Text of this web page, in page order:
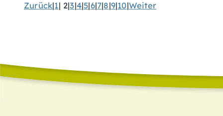
Zurück|1| 2|3|4|5|6|7|8|9|10|Weiter